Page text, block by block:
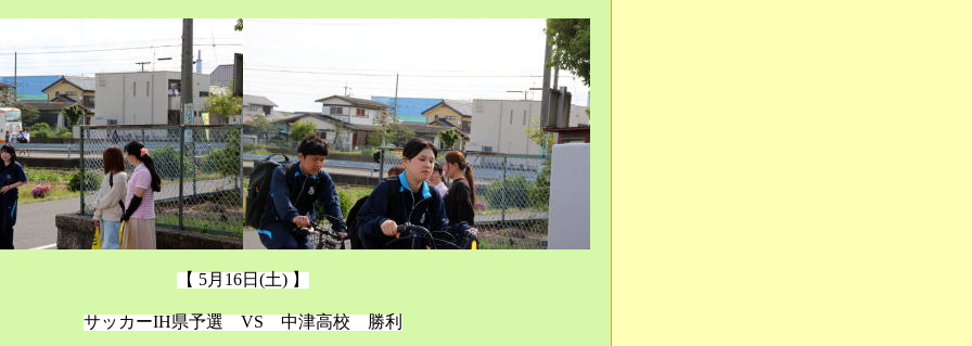
【 5月16日(土) 】
サッカーIH県予選 VS 中津高校 勝利